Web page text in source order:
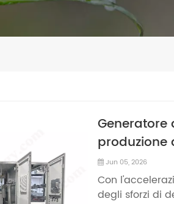
carbonio?
Jun 05, 2026
Con
degli sforzi di